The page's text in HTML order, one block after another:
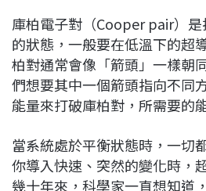
庫柏電子對（Cooper pair）
的狀態，一般要在低溫下的超
柏對通常會像「箭頭」一樣朝
們想要其中一個箭頭指向不同
能量來打破庫柏對，所需要的
當系統處於平衡狀態時，一切
你導入快速、突然的變化時，
幾十年來，科學家一直想知道